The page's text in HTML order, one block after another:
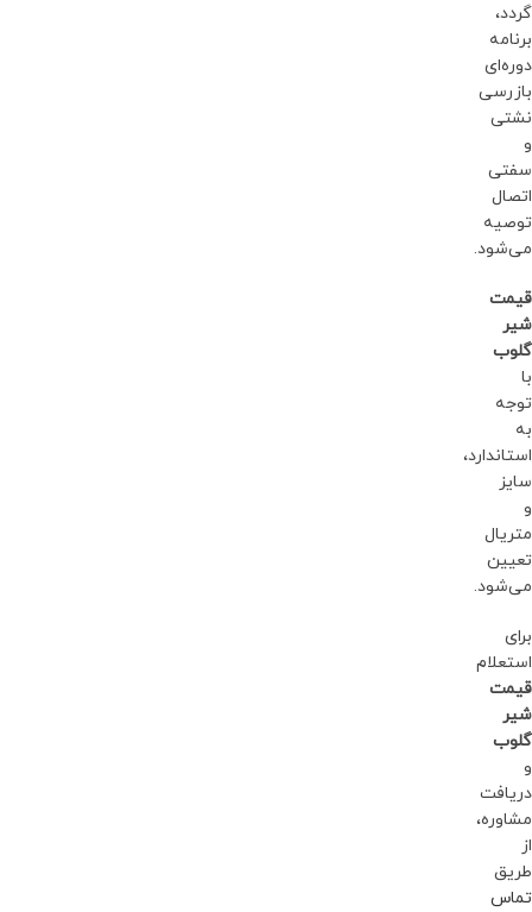
گردد،
برنامه
دوره‌ای
بازرسی
نشتی
و
سفتی
اتصال
توصیه
می‌شود.
قیمت
شیر
گلوب
با
توجه
به
استاندارد،
سایز
و
متریال
تعیین
می‌شود.
برای
استعلام
قیمت
شیر
گلوب
و
دریافت
مشاوره،
از
طریق
تماس